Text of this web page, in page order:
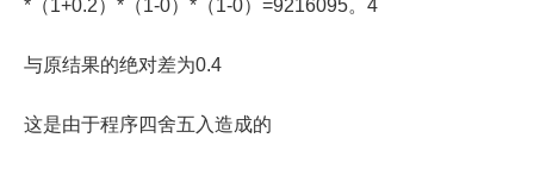
*（1+0.2）*（1-0）*（1-0）=9216095。4
与原结果的绝对差为0.4
这是由于程序四舍五入造成的